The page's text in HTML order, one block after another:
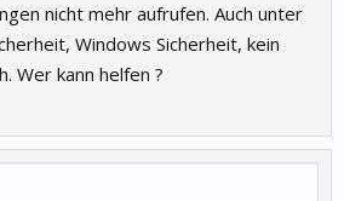
nicht mehr aufrufen. Auch unter
Windows Sicherheit, kein
Wer kann helfen ?